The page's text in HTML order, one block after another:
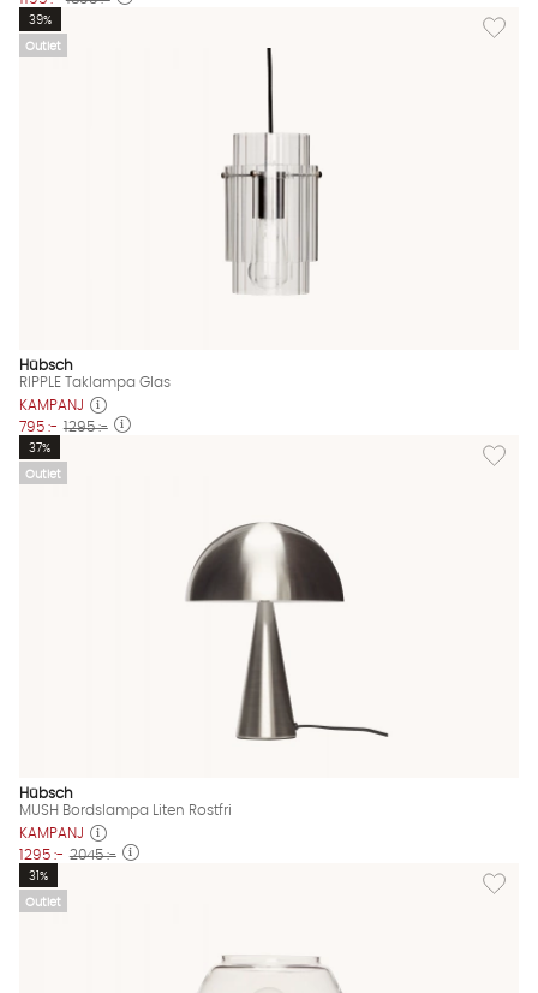
Outlet
Lägg
39%
Hübsch
RIPPLE Taklampa Glas
KAMPANJ
795 :- 1295 :-
Outlet
Lägg
37%
Hübsch
MUSH Bordslampa Liten Rostfri
KAMPANJ
1295 :- 2045 :-
Outlet
Lägg
31%